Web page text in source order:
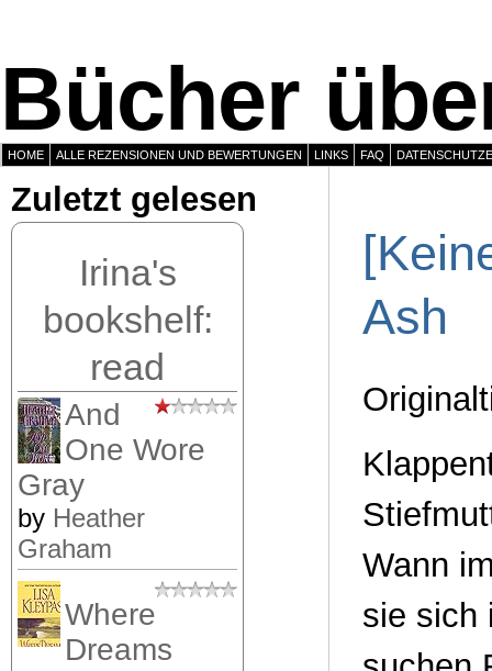
Bücher
HOME ALLE REZENSIONEN UND BEWERTUNGEN LINKS FAQ
Zuletzt gelesen
Irina's
bookshelf:
read
And
One Wore
Gray
by Heather
Graham
Where
Dreams
Ash
Wann
sie sich